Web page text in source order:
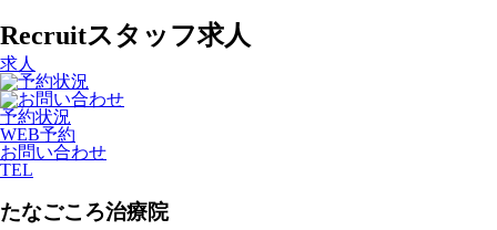
Recruitスタッフ求人
求人
予約状況
WEB予約
お問い合わせ
TEL
たなごころ治療院